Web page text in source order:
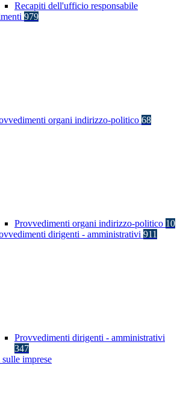
Recapiti dell'ufficio responsabile
979
organi indirizzo-politico 68
Provvedimenti organi indirizzo-politico 10
dirigenti - amministrativi 911
Provvedimenti dirigenti - amministrativi
347
imprese